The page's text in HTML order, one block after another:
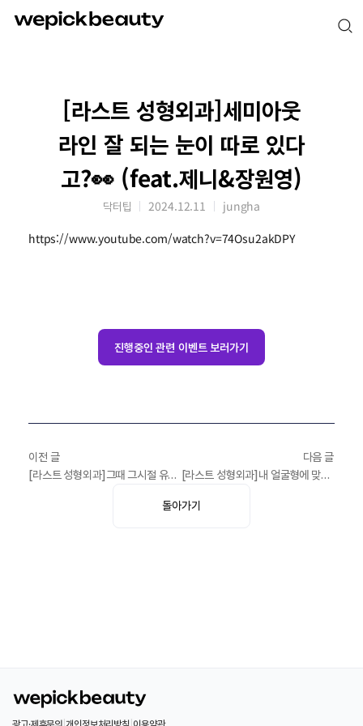
[라스트 성형외과]세미아웃
라인 잘 되는 눈이 따로 있다
고?👀 (feat.제니&장원영)
닥터팁 2024.12.11 jungha
https://www.youtube.com/watch?v=74Osu2akDPY
진행중인 관련 이벤트 보러가기
이전 글
[라스트 성형외과]그때 그시절 유행했던 코모음.zip📁
다음 글
[라스트 성형외과]내 얼굴형에 맞는 코라인을 알고 싶다고?! 그럼 이 영상 꼭 봐야지❗
돌아가기